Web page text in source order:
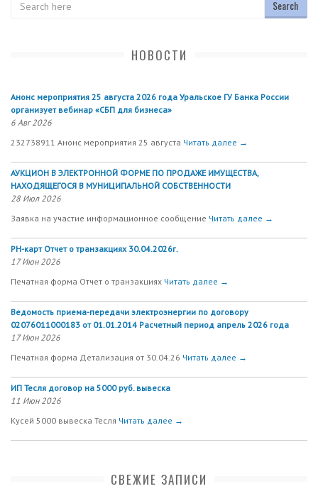
НОВОСТИ
Анонс мероприятия 25 августа 2026 года Уральское ГУ Банка России
организует вебинар «СБП для бизнеса»
6 Авг 2026
232738911 Анонс мероприятия 25 августа Читать далее →
АУКЦИОН В ЭЛЕКТРОННОЙ ФОРМЕ ПО ПРОДАЖЕ ИМУЩЕСТВА,
НАХОДЯЩЕГОСЯ В МУНИЦИПАЛЬНОЙ СОБСТВЕННОСТИ
28 Июл 2026
Заявка на участие информационное сообщение Читать далее →
РН-карт Отчет о транзакциях 30.04.2026г.
17 Июн 2026
Печатная форма Отчет о транзакциях Читать далее →
Ведомость приема-передачи электроэнергии по договору
02076011000183 от 01.01.2014 Расчетный период апрель 2026 года
17 Июн 2026
Печатная форма Детализация от 30.04.26 Читать далее →
ИП Тесля договор на 5000 руб. вывеска
11 Июн 2026
Кусей 5000 вывеска Тесля Читать далее →
СВЕЖИЕ ЗАПИСИ